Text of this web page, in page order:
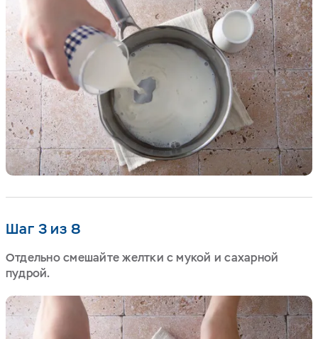
Шаг 3 из 8
Отдельно смешайте желтки с мукой и сахарной
пудрой.